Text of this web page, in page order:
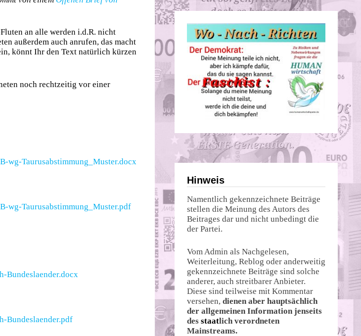
an alle werden i.d.R. nicht
außerdem auch anrufen, das macht
könnt Ihr den Text natürlich kürzen
noch rechtzeitig vor einer
wg-Taurusabstimmung_Muster.docx
wg-Taurusabstimmung_Muster.pdf
Bundeslaender.docx
Bundeslaender.pdf
Hinweis
Namentlich gekennzeichnete Beiträge
stellen die Meinung des Autors des
Beitrages dar und nicht unbedingt die
der Partei.
Vom Admin als Nachgelesen,
Weiterleitung, Reblog oder anderweitig
gekennzeichnete Beiträge sind solche
anderer, auch streitbarer Anbieter.
Diese sind teilweise mit Kommentar
versehen, dienen aber hauptsächlich
der allgemeinen Information jenseits
des staatlich verordneten
Mainstreams.